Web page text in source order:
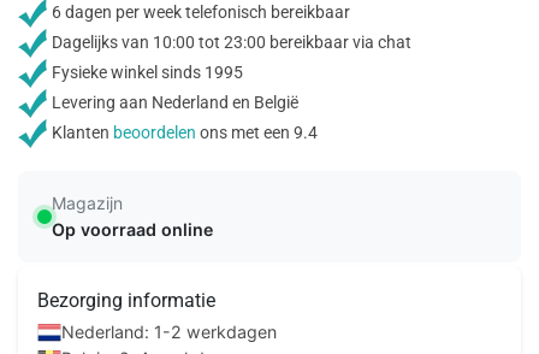
6 dagen per week telefonisch bereikbaar
Dagelijks van 10:00 tot 23:00 bereikbaar via chat
Fysieke winkel sinds 1995
Levering aan Nederland en België
Klanten beoordelen ons met een 9.4
Magazijn
Op voorraad online
Bezorging informatie
Nederland: 1-2 werkdagen